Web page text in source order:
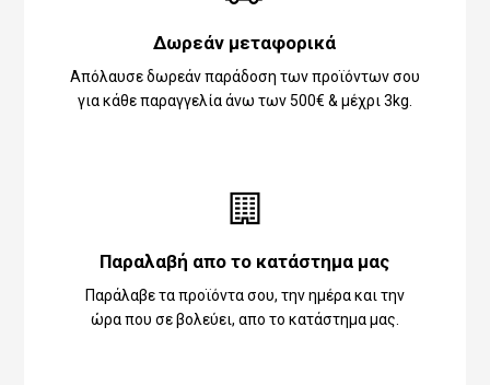
Δωρεάν μεταφορικά
Απόλαυσε δωρεάν παράδοση των προϊόντων σου
για κάθε παραγγελία άνω των 500€ & μέχρι 3kg.
Παραλαβή απο το κατάστημα μας
Παράλαβε τα προϊόντα σου, την ημέρα και την
ώρα που σε βολεύει, απο το κατάστημα μας.